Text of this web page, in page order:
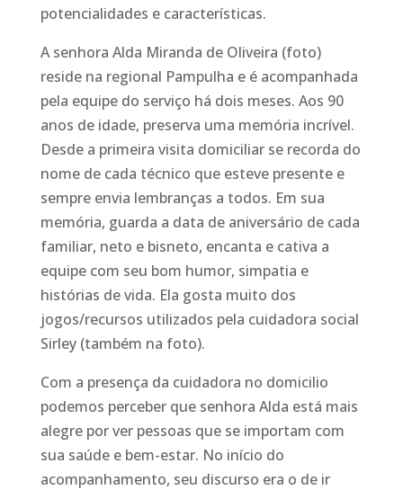
potencialidades e características.
A senhora Alda Miranda de Oliveira (foto)
reside na regional Pampulha e é acompanhada
pela equipe do serviço há dois meses. Aos 90
anos de idade, preserva uma memória incrível.
Desde a primeira visita domiciliar se recorda do
nome de cada técnico que esteve presente e
sempre envia lembranças a todos. Em sua
memória, guarda a data de aniversário de cada
familiar, neto e bisneto, encanta e cativa a
equipe com seu bom humor, simpatia e
histórias de vida. Ela gosta muito dos
jogos/recursos utilizados pela cuidadora social
Sirley (também na foto).
Com a presença da cuidadora no domicilio
podemos perceber que senhora Alda está mais
alegre por ver pessoas que se importam com
sua saúde e bem-estar. No início do
acompanhamento, seu discurso era o de ir